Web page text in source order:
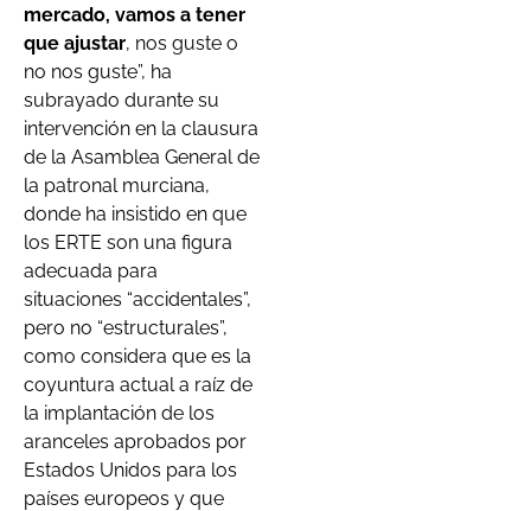
mercado, vamos a tener
que ajustar, nos guste o
no nos guste”, ha
subrayado durante su
intervención en la clausura
de la Asamblea General de
la patronal murciana,
donde ha insistido en que
los ERTE son una figura
adecuada para
situaciones “accidentales”,
pero no “estructurales”,
como considera que es la
coyuntura actual a raíz de
la implantación de los
aranceles aprobados por
Estados Unidos para los
países europeos y que